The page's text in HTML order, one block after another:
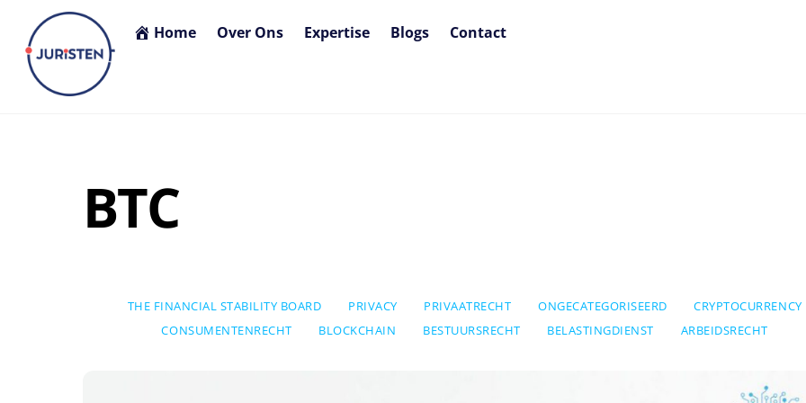
content
Home Over Ons Expertise Blogs Contact
BTC
THE FINANCIAL STABILITY BOARD PRIVACY PRIVAATRECHT ONGECATEGORISEERD
CRYPTOCURRENCY
CONSUMENTENRECHT
BLOCKCHAIN BESTUURSRECHT BELASTINGDIENST ARBEIDSRECHT